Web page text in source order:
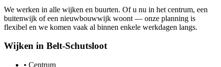
We werken in alle wijken en buurten. Of u nu in het centrum, een
buitenwijk of een nieuwbouwwijk woont — onze planning is
flexibel en we komen vaak al binnen enkele werkdagen langs.
Wijken in Belt-Schutsloot
• Centrum